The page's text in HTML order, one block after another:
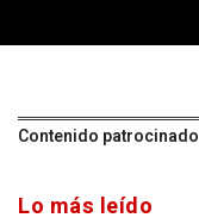
seconds
Contenido patrocinado
Lo más leído